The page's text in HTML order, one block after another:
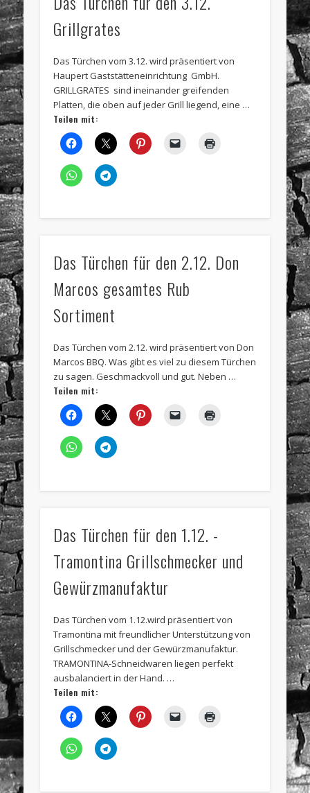
Grillgrates
Das Türchen vom 3.12. wird präsentiert von
Haupert Gaststätteneinrichtung GmbH.
GRILLGRATES sind ineinander greifenden
Platten, die oben auf jeder Grill liegend, eine …
Teilen mit:
Das Türchen für den 2.12. Don
Marcos gesamtes Rub
Sortiment
Das Türchen vom 2.12. wird präsentiert von Don
Marcos BBQ. Was gibt es viel zu diesem Türchen
zu sagen. Geschmackvoll und gut. Neben …
Teilen mit:
Das Türchen für den 1.12. -
Tramontina Grillschmecker und
Gewürzmanufaktur
Das Türchen vom 1.12.wird präsentiert von
Tramontina mit freundlicher Unterstützung von
Grillschmecker und der Gewürzmanufaktur.
TRAMONTINA-Schneidwaren liegen perfekt
ausbalanciert in der Hand. …
Teilen mit: